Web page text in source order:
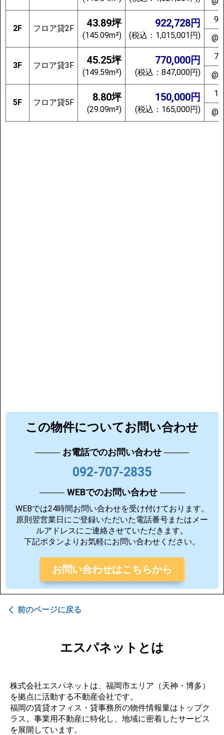
2F フロア貸2F 43.89坪
(145.09m²)
922,728円
(税込：1,015,001円)
3F フロア貸3F 45.25坪
(149.59m²)
770,000円
(税込：847,000円)
5F フロア貸5F 8.80坪
(29.09m²)
150,000円
(税込：165,000円)
この物件についてお問い合わせ
お電話でのお問い合わせ
092-707-2835
WEBでのお問い合わせ
WEBでは24時間お問い合わせを受け付けております。
原則翌営業日にご登録いただいた電話番号またはメー
ルアドレスにご連絡させていただきます。
下記ボタンよりお気軽にお問い合わせください。
お問い合わせはこちらから
前のページに戻る
エスパネットとは
株式会社エスパネットは、福岡市エリア（天神・博多）
を拠点に活動する不動産会社です。
福岡の賃貸オフィス・貸事務所の物件情報量はトップク
ラス。事業用不動産に特化し、地域に密着したサービス
を展開しています。